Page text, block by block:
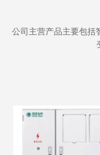
公司主营产品主要包括